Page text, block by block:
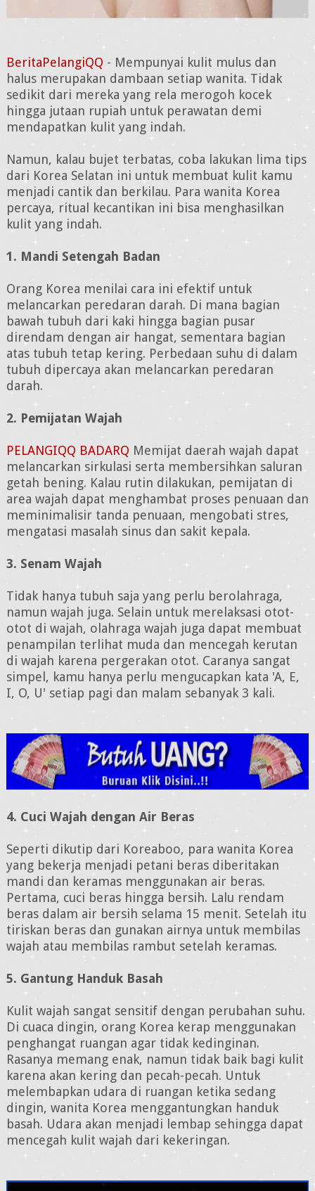
BeritaPelangiQQ - Mempunyai kulit mulus dan
halus merupakan dambaan setiap wanita. Tidak
sedikit dari mereka yang rela merogoh kocek
hingga jutaan rupiah untuk perawatan demi
mendapatkan kulit yang indah.
Namun, kalau bujet terbatas, coba lakukan lima tips
dari Korea Selatan ini untuk membuat kulit kamu
menjadi cantik dan berkilau. Para wanita Korea
percaya, ritual kecantikan ini bisa menghasilkan
kulit yang indah.
1. Mandi Setengah Badan
Orang Korea menilai cara ini efektif untuk
melancarkan peredaran darah. Di mana bagian
bawah tubuh dari kaki hingga bagian pusar
direndam dengan air hangat, sementara bagian
atas tubuh tetap kering. Perbedaan suhu di dalam
tubuh dipercaya akan melancarkan peredaran
darah.
2. Pemijatan Wajah
PELANGIQQ BADARQ Memijat daerah wajah dapat
melancarkan sirkulasi serta membersihkan saluran
getah bening. Kalau rutin dilakukan, pemijatan di
area wajah dapat menghambat proses penuaan dan
meminimalisir tanda penuaan, mengobati stres,
mengatasi masalah sinus dan sakit kepala.
3. Senam Wajah
Tidak hanya tubuh saja yang perlu berolahraga,
namun wajah juga. Selain untuk merelaksasi otot-
otot di wajah, olahraga wajah juga dapat membuat
penampilan terlihat muda dan mencegah kerutan
di wajah karena pergerakan otot. Caranya sangat
simpel, kamu hanya perlu mengucapkan kata 'A, E,
I, O, U' setiap pagi dan malam sebanyak 3 kali.
4. Cuci Wajah dengan Air Beras
Seperti dikutip dari Koreaboo, para wanita Korea
yang bekerja menjadi petani beras diberitakan
mandi dan keramas menggunakan air beras.
Pertama, cuci beras hingga bersih. Lalu rendam
beras dalam air bersih selama 15 menit. Setelah itu
tiriskan beras dan gunakan airnya untuk membilas
wajah atau membilas rambut setelah keramas.
5. Gantung Handuk Basah
Kulit wajah sangat sensitif dengan perubahan suhu.
Di cuaca dingin, orang Korea kerap menggunakan
penghangat ruangan agar tidak kedinginan.
Rasanya memang enak, namun tidak baik bagi kulit
karena akan kering dan pecah-pecah. Untuk
melembapkan udara di ruangan ketika sedang
dingin, wanita Korea menggantungkan handuk
basah. Udara akan menjadi lembap sehingga dapat
mencegah kulit wajah dari kekeringan.